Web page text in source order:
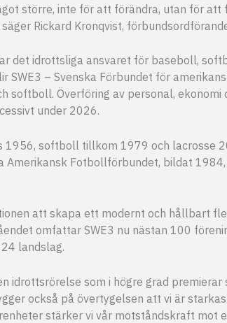
större, inte för att förändra, utan för
Rickard Kronqvist, förbundsordförande
det idrottsliga ansvaret för baseboll,
SWE3 – Svenska Förbundet för
softboll. Överföring av personal, ekonomi
under 2026.
softboll tillkom 1979 och lacrosse
Amerikansk Fotbollförbundet, bildat 1984,
att skapa ett modernt och hållbart
omfattar SWE3 nu nästan 100
landslag.
idrottsrörelse som i högre grad
också på övertygelsen att vi är
stärker vi vår motståndskraft mot